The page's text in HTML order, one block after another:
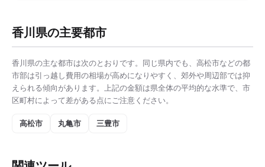
香川県の主要都市
香川県の主な都市は次のとおりです。同じ県内でも、 高松市などの都
市部は引っ越し費用の相場が高めになりやすく、郊外や周辺部では抑
えられる傾向があります。上記の金額は県全体の平均的な水準で、市
区町村によって差がある点にご注意ください。
高松市 丸亀市 三豊市